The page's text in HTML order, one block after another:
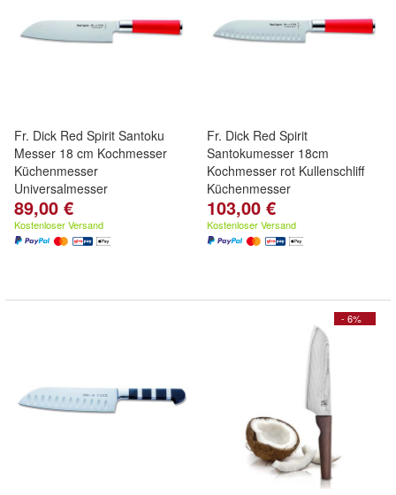
Fr. Dick Red Spirit Santoku
Messer 18 cm Kochmesser
Küchenmesser
Universalmesser
89,00 €
Kostenloser Versand
Fr. Dick Red Spirit
Santokumesser 18cm
Kochmesser rot Kullenschliff
Küchenmesser
103,00 €
Kostenloser Versand
- 6%